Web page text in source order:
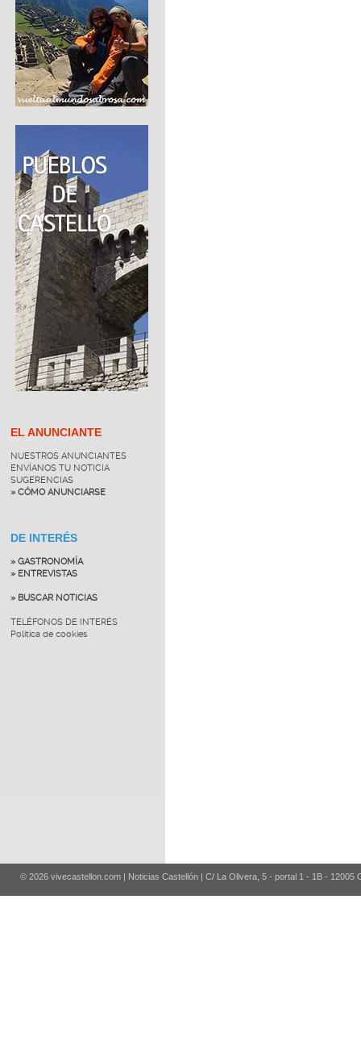
EL ANUNCIANTE
NUESTROS ANUNCIANTES
ENVÍANOS TU NOTICIA
SUGERENCIAS
» CÓMO ANUNCIARSE
DE INTERÉS
» GASTRONOMÍA
» ENTREVISTAS
» BUSCAR NOTICIAS
TELÉFONOS DE INTERÉS
Política de cookies
© 2026 vivecastellon.com | Noticias Castellón | C/ La Olivera, 5 - portal 1 - 1B - 12005